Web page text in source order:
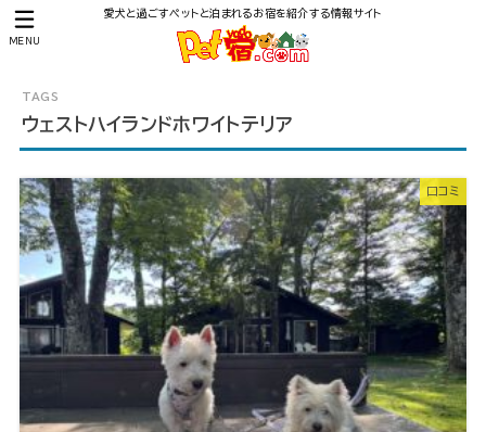
愛犬と過ごすペットと泊まれるお宿を紹介する情報サイト
MENU
ウェストハイランドホワイトテリア
口コミ